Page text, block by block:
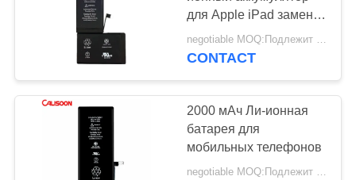
для Apple iPad замена
аккумулятора
negotiable MOQ:Подлежит обсуждению
CONTACT
2000 мАч Ли-ионная
батарея для
мобильных телефонов
negotiable MOQ:Подлежит обсуждению